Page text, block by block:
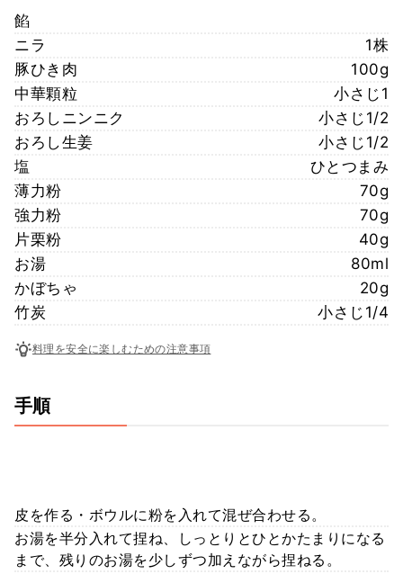
餡
ニラ
1株
豚ひき肉
100g
中華顆粒
小さじ1
おろしニンニク
小さじ1/2
おろし生姜
小さじ1/2
塩
ひとつまみ
薄力粉
70g
強力粉
70g
片栗粉
40g
お湯
80ml
かぼちゃ
20g
竹炭
小さじ1/4
料理を安全に楽しむための注意事項
手順
皮を作る・ボウルに粉を入れて混ぜ合わせる。
お湯を半分入れて捏ね、しっとりとひとかたまりになる
まで、残りのお湯を少しずつ加えながら捏ねる。